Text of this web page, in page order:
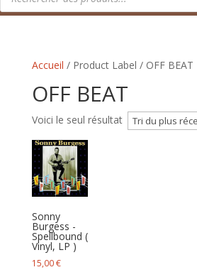
produits
Accueil / Product Label / OFF BEAT
OFF BEAT
Voici le seul résultat
Sonny
Burgess ‎-
Spellbound (
Vinyl, LP )
15,00€